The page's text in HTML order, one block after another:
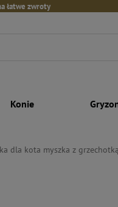
łatwe zwroty
Konie
dla kota myszka z